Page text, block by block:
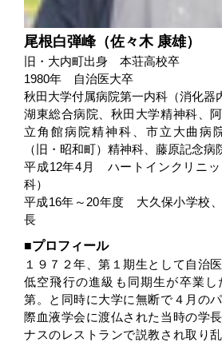
尾根白弾峰（佐々木 康雄）
旧・大内町出身 本荘高校卒
1980年 自治医大卒
秋田大学付属病院第一内科（消化器
湖東総合病院、秋田大学精神科、
立角館病院精神科、市立大曲病
（旧・昭和町）精神科、藤原記念
平成12年4月 ハートインクリニッ
科）
平成16年～20年度 大久保小学校
長
プロフィール
１９７２年、第１期生として自治
低空飛行の進級も同期生が卒業し
第。と同時に大学に無断で４月の
際血液学会に渡仏された当時の学
ナスのレストランで説教され取り